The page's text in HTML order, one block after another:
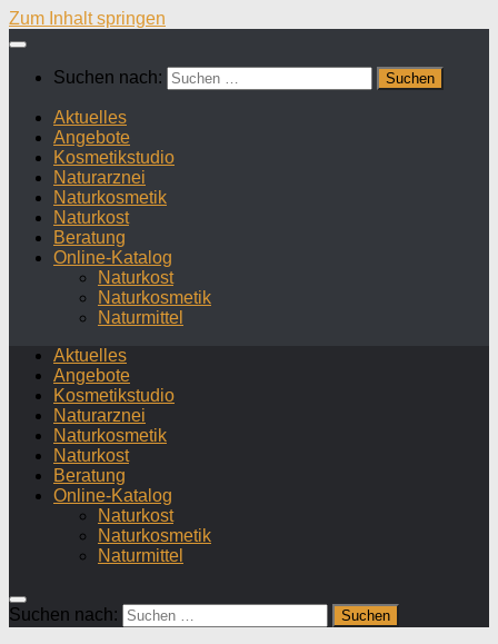
Zum Inhalt springen
Suchen nach:
Aktuelles
Angebote
Kosmetikstudio
Naturarznei
Naturkosmetik
Naturkost
Beratung
Online-Katalog
Naturkost
Naturkosmetik
Naturmittel
Aktuelles
Angebote
Kosmetikstudio
Naturarznei
Naturkosmetik
Naturkost
Beratung
Online-Katalog
Naturkost
Naturkosmetik
Naturmittel
Suchen nach: